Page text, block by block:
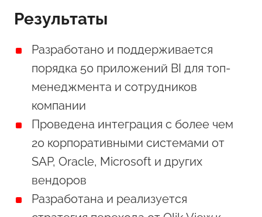
Результаты
Разработано и поддерживается
порядка 50 приложений BI для топ-
менеджмента и сотрудников
компании
Проведена интеграция с более чем
20 корпоративными системами от
SAP, Oracle, Microsoft и других
вендоров
Разработана и реализуется